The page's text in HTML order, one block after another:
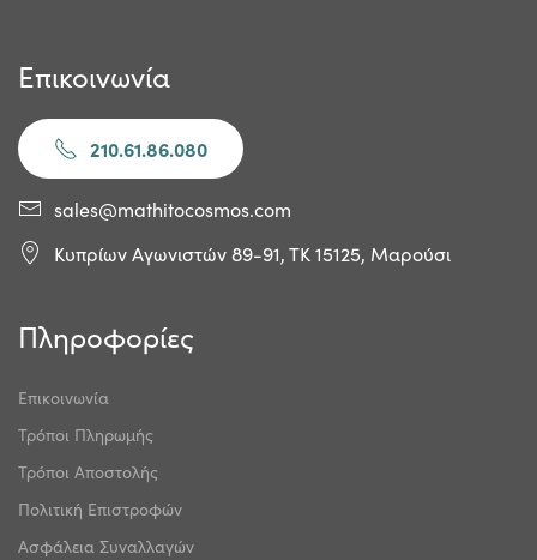
Επικοινωνία
210.61.86.080
sales@mathitocosmos.com
Κυπρίων Αγωνιστών 89-91, ΤΚ 15125, Μαρούσι
Πληροφορίες
Επικοινωνία
Τρόποι Πληρωμής
Τρόποι Αποστολής
Πολιτική Επιστροφών
Ασφάλεια Συναλλαγών